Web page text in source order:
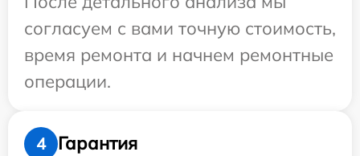
согласуем с вами точную стоимость,
время ремонта и начнем ремонтные
операции.
4
Гарантия